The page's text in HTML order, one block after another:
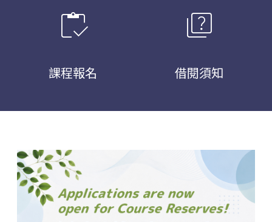
inventory
課程報名
quiz
借閱須知